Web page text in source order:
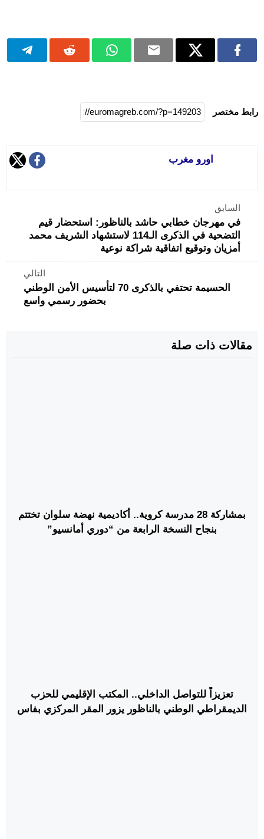
رابط مختصر
اورو مغرب
السابق
في مهرجان خطابي حاشد بالناظور: استحضار قيم
التضحية في الذكرى الـ114 لاستشهاد الشريف محمد
أمزيان وتوقيع اتفاقية شراكة نوعية
التالي
الحسيمة تحتفي بالذكرى 70 لتأسيس الأمن الوطني
بحضور رسمي واسع
مقالات ذات صلة
بمشاركة 28 مدرسة كروية.. أكاديمية نهضة سلوان تختتم
بنجاح النسخة الرابعة من “دوري أمانسيو”
تعزيزاً للتواصل الداخلي.. المكتب الإقليمي للحزب
الديمقراطي الوطني بالناظور يزور المقر المركزي بفاس